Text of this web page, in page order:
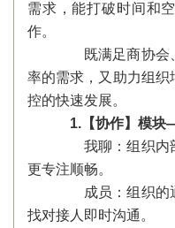
需求，能打破时间和
作。
既满足商协会、
率的需求，又助力组
控的快速发展。
1.【协作】模块
我聊：组织内部
更专注顺畅。
成员：组织的通
找对接人即时沟通。